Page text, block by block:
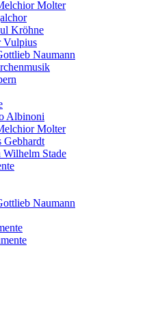
Molter
Kröhne
Vulpius
Naumann
Albinoni
Molter
Gebhardt
Wilhelm Stade
Naumann